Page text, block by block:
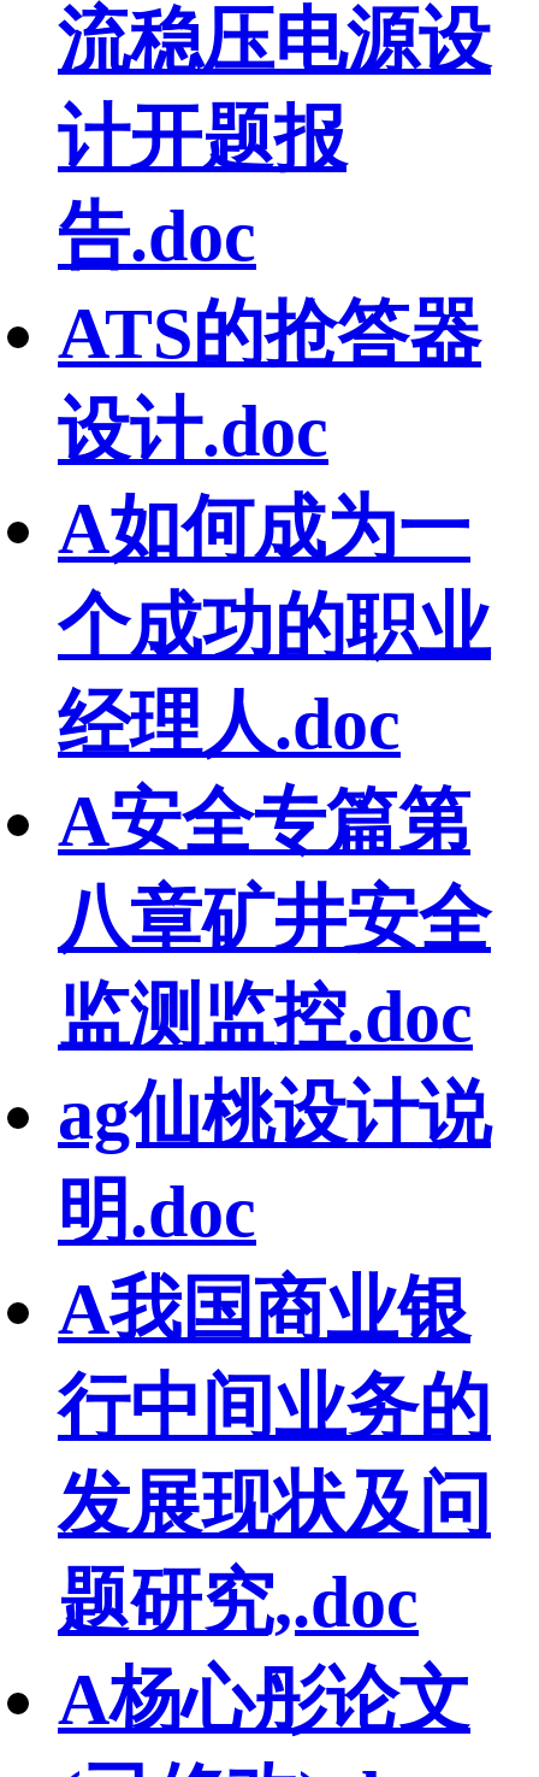
流稳压电源设
计开题报
告.doc
ATS的抢答器
设计.doc
A如何成为一
个成功的职业
经理人.doc
A安全专篇第
八章矿井安全
监测监控.doc
ag仙桃设计说
明.doc
A我国商业银
行中间业务的
发展现状及问
题研究,.doc
A杨心彤论文